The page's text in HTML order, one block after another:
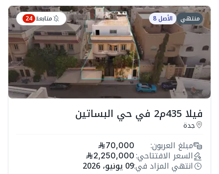
منتهي الأصل 8 متابعة 24
فيلا 435م2 في حي البساتين
جدة
مبلغ العربون: 70,000
السعر الافتتاحي: 2,250,000
انتهي المزاد في:09 يونيو، 2026